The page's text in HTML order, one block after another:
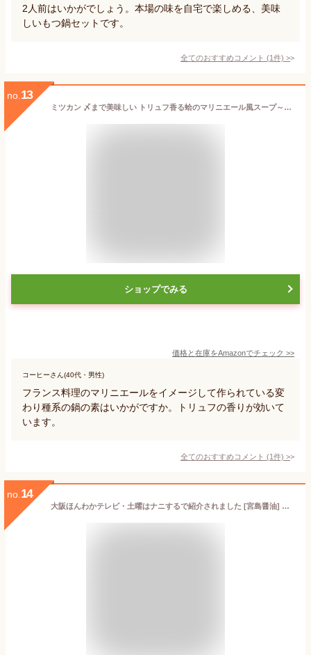
2人前はいかがでしょう。本場の味を自宅で楽しめる、美味
しいもつ鍋セットです。
全てのおすすめコメント (1件) >
no. 13
ミツカン 〆まで美味しい トリュフ香る蛤のマリニエール風スープ～チーズ仕立て～(〆鍋 鍋の素 ストレートタイプ) 750g
ショップでみる
価格と在庫をAmazonでチェック >>
コーヒーさん(40代・男性)
フランス料理のマリニエールをイメージして作られている変
わり種系の鍋の素はいかがですか。トリュフの香りが効いて
います。
全てのおすすめコメント (1件) >
no. 14
大阪ほんわかテレビ・土曜はナニするで紹介されました [宮島醤油] 岩下の新生姜 鍋スープ 30g×3個 /便利 スープ 鍋 ショウガ 生姜 新生姜 鍋スープ 白湯 岩下の新生姜 鍋の素